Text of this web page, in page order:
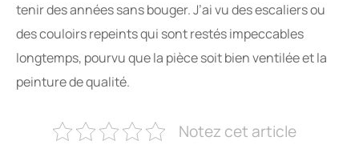
tenir des années sans bouger. J’ai vu des escaliers ou
des couloirs repeints qui sont restés impeccables
longtemps, pourvu que la pièce soit bien ventilée et la
peinture de qualité.
Notez cet article